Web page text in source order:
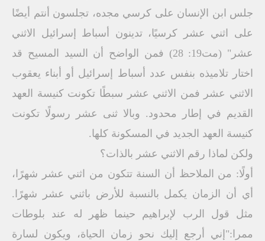
جلس ابن الإنسان على كرسي مجده، تجلسون أنتم أيضًا
على اثني عشر كرسيًا، تدينون أسباط إسرائيل الاثني
عشر" (مت19: 28) فمن الواضح أن السيد المسيح قد
اختار تلاميذه بنفس عدد أسباط إسرائيل أو أبناء يعقوب
الاثني عشر فمن الاثني عشر سبطًا تكونت كنيسة العهد
القديم في إطار محدود. وبالا ثنى عشر رسولًا تكونت
كنيسة العهد الجديد في المسكونة كلها.
ولكن لماذا رقم الاثني عشر بالذات؟
أولًا: من الملاحظ أن السنة تتكون من اثني عشر شهرًا،
أي أن الزمان يكمل بالنسبة للأرض باثني عشر شهرًا.
مثل قول الرب لإبراهيم حينما ظهر له عند بلوطات
ممرا:"إني أرجع إليك نحو زمان الحياة، ويكون لسارة